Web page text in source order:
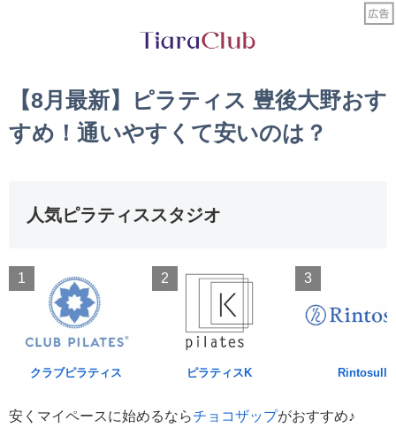
【8月最新】ピラティス 豊後大野おす
すめ！通いやすくて安いのは？
人気ピラティススタジオ
1
クラブピラティス
2
ピラティスK
3
Rintosull
安くマイペースに始めるならチョコザップがおすすめ♪